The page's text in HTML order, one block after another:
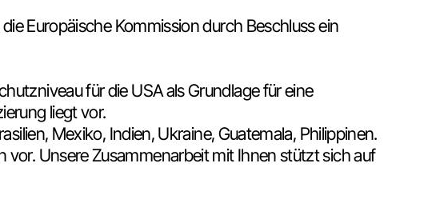
Europäische Kommission durch Beschluss ein
für die USA als Grundlage für eine
liegt vor.
Mexiko, Indien, Ukraine, Guatemala, Philippinen.
vor. Unsere Zusammenarbeit mit Ihnen stützt sich auf